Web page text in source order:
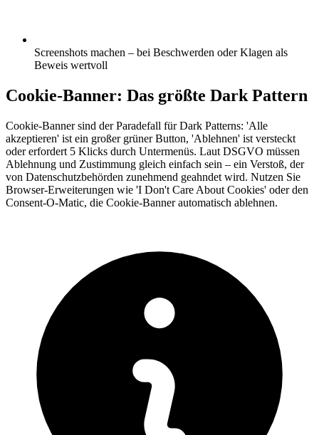
Screenshots machen – bei Beschwerden oder Klagen als
Beweis wertvoll
Cookie-Banner: Das größte Dark Pattern
Cookie-Banner sind der Paradefall für Dark Patterns: 'Alle
akzeptieren' ist ein großer grüner Button, 'Ablehnen' ist versteckt
oder erfordert 5 Klicks durch Untermenüs. Laut DSGVO müssen
Ablehnung und Zustimmung gleich einfach sein – ein Verstoß, der
von Datenschutzbehörden zunehmend geahndet wird. Nutzen Sie
Browser-Erweiterungen wie 'I Don't Care About Cookies' oder den
Consent-O-Matic, die Cookie-Banner automatisch ablehnen.